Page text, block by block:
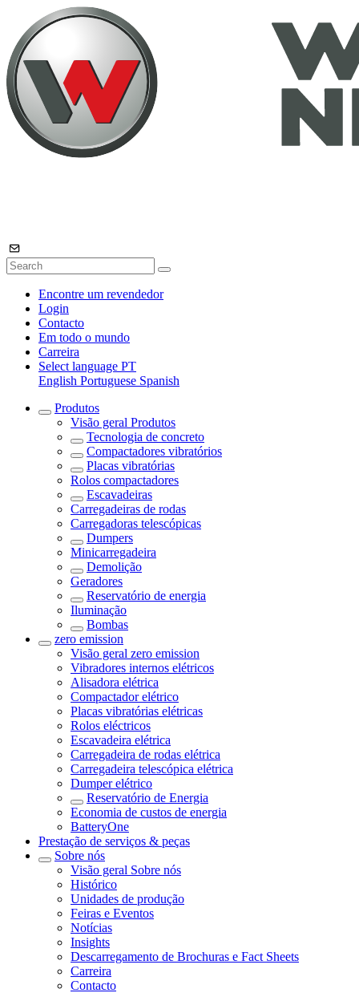
Encontre um revendedor
Login
Contacto
Em todo o mundo
Carreira
Select language PT
English Portuguese Spanish
Produtos
Visão geral Produtos
Tecnologia de concreto
Compactadores vibratórios
Placas vibratórias
Rolos compactadores
Escavadeiras
Carregadeiras de rodas
Carregadoras telescópicas
Dumpers
Minicarregadeira
Demolição
Geradores
Reservatório de energia
Iluminação
Bombas
zero emission
Visão geral zero emission
Vibradores internos elétricos
Alisadora elétrica
Compactador elétrico
Placas vibratórias elétricas
Rolos eléctricos
Escavadeira elétrica
Carregadeira de rodas elétrica
Carregadeira telescópica elétrica
Dumper elétrico
Reservatório de Energia
Economia de custos de energia
BatteryOne
Prestação de serviços & peças
Sobre nós
Visão geral Sobre nós
Histórico
Unidades de produção
Feiras e Eventos
Notícias
Insights
Descarregamento de Brochuras e Fact Sheets
Carreira
Contacto